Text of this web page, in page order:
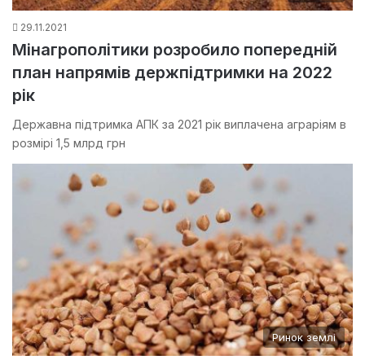
29.11.2021
Мінагрополітики розробило попередній
план напрямів держпідтримки на 2022
рік
Державна підтримка АПК за 2021 рік виплачена аграріям в
розмірі 1,5 млрд грн
Ринок землі